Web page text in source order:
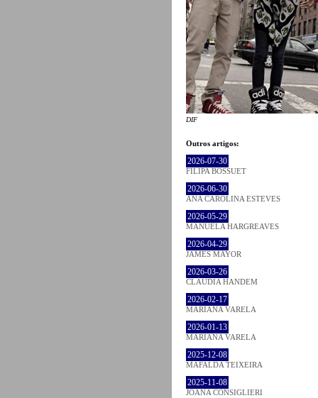
DIF
Outros artigos:
2026-07-30
FILIPA BOSSUET
2026-06-30
ANA CAROLINA ESTEVES
2026-05-29
MANUELA HARGREAVES
2026-04-29
JAMES MAYOR
2026-03-26
CLÁUDIA HANDEM
2026-02-17
MARIANA VARELA
2026-01-13
MARIANA VARELA
2025-12-08
MAFALDA TEIXEIRA
2025-11-08
JOANA CONSIGLIERI